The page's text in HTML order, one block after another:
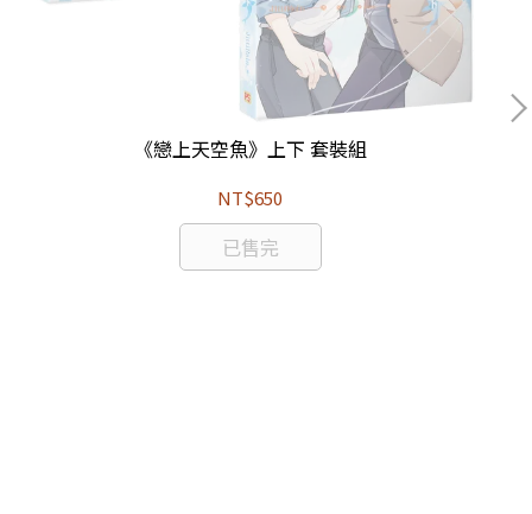
《戀上天空魚》上下 套裝組
NT$650
已售完